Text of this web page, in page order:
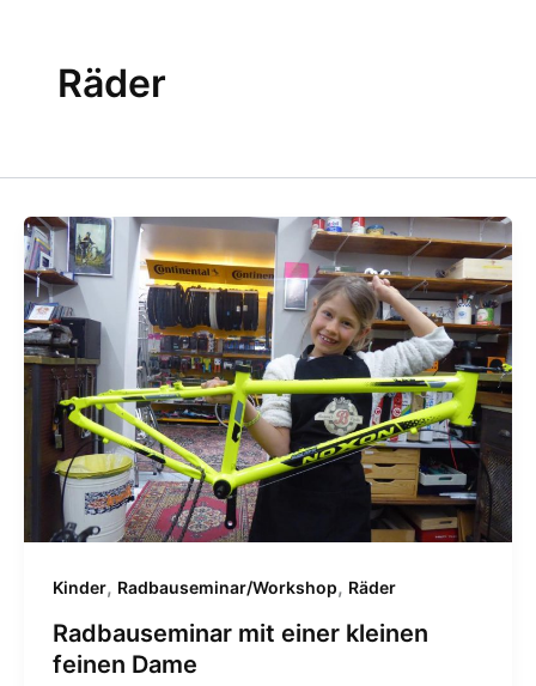
Räder
Kinder, Radbauseminar/Workshop, Räder
Radbauseminar mit einer kleinen
feinen Dame